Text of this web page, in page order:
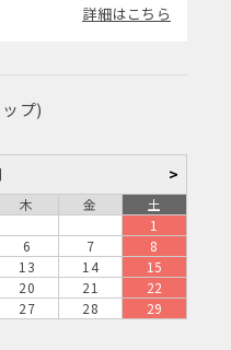
詳細はこちら
プ)
>
木 金
土
1
6 7
8
13 14
15
20 21
22
27 28
29